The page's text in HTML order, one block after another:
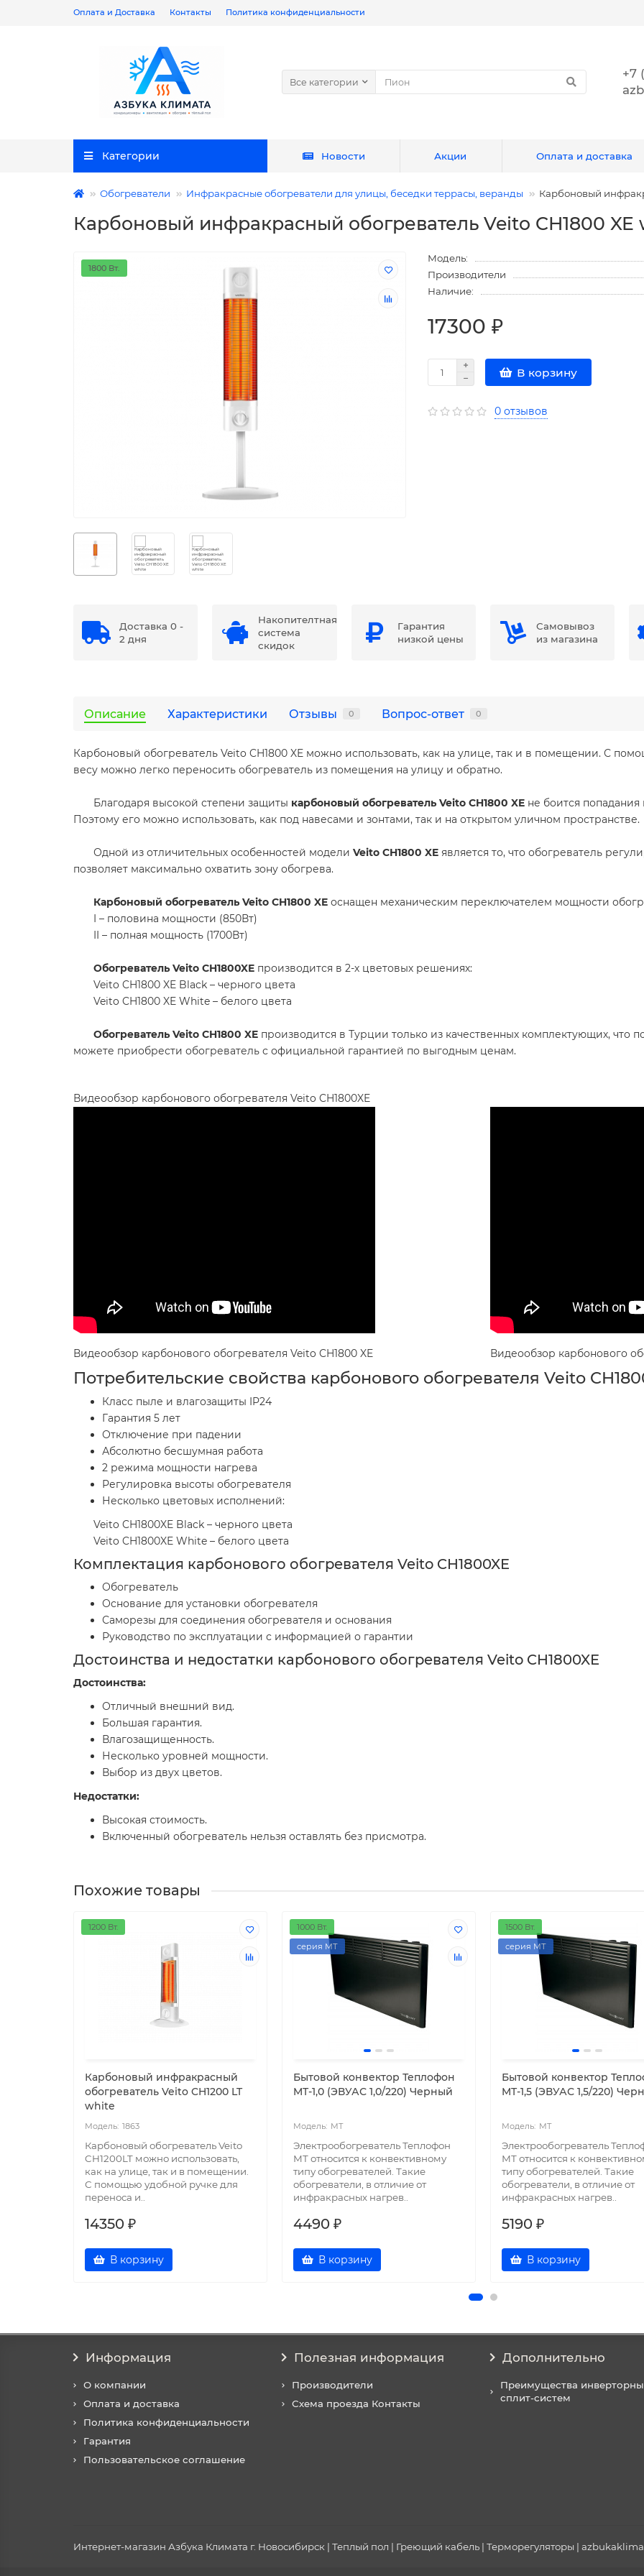
Оплата и Доставка Контакты Политика конфиденциальности
Все категории
+7
Категории Новости Акции Оплата и доставка
Обогреватели Инфракрасные обогреватели для улицы, беседки террасы, веранды Карбоновый
Карбоновый инфракрасный обогреватель Veito CH1800 XE
1800 Вт.
Модель:
Производители
Наличие:
17300 ₽
В корзину
0 отзывов
Доставка 0 -
2 дня
Накопителтная
система
скидок
Гарантия
низкой цены
Самовывоз
из магазина
Описание Характеристики Отзывы 0 Вопрос-ответ 0
Карбоновый обогреватель Veito CH1800 XE можно использовать, как на улице, так и в помещении. С
весу можно легко переносить обогреватель из помещения на улицу и обратно.
Благодаря высокой степени защиты карбоновый обогреватель Veito CH1800 XE не боится
Поэтому его можно использовать, как под навесами и зонтами, так и на открытом уличном пространстве.
Одной из отличительных особенностей модели Veito CH1800 XE является то, что обогреватель
позволяет максимально охватить зону обогрева.
Карбоновый обогреватель Veito CH1800 XE оснащен механическим переключателем мощности
I – половина мощности (850Вт)
II – полная мощность (1700Вт)
Обогреватель Veito CH1800XE производится в 2-х цветовых решениях:
Veito CH1800 XE Black – черного цвета
Veito CH1800 XE White – белого цвета
Обогреватель Veito CH1800 XE производится в Турции только из качественных комплектующих, что
можете приобрести обогреватель с официальной гарантией по выгодным ценам.
Видеообзор карбонового обогревателя Veito CH1800XE
Видеообзор карбонового обогревателя Veito CH1800 XE Видеообзор карбонового
Потребительские свойства карбонового обогревателя Veito
Класс пыле и влагозащиты IP24
Гарантия 5 лет
Отключение при падении
Абсолютно бесшумная работа
2 режима мощности нагрева
Регулировка высоты обогревателя
Несколько цветовых исполнений:
Veito CH1800XE Black – черного цвета
Veito CH1800XE White – белого цвета
Комплектация карбонового обогревателя Veito CH1800XE
Обогреватель
Основание для установки обогревателя
Саморезы для соединения обогревателя и основания
Руководство по эксплуатации с информацией о гарантии
Достоинства и недостатки карбонового обогревателя Veito CH1800XE
Достоинства:
Отличный внешний вид.
Большая гарантия.
Влагозащищенность.
Несколько уровней мощности.
Выбор из двух цветов.
Недостатки:
Высокая стоимость.
Включенный обогреватель нельзя оставлять без присмотра.
Похожие товары
1200 Вт.
Карбоновый инфракрасный
обогреватель Veito CH1200 LT
white
1863
Карбоновый обогреватель Veito
CH1200LT можно использовать,
как на улице, так и в помещении.
С помощью удобной ручке для
переноса и..
14350 ₽
В корзину
1000 Вт.
серия МТ
Бытовой конвектор Теплофон
MT-1,0 (ЭВУАС 1,0/220) Черный
MT
Электрообогреватель Теплофон
МТ относится к конвективному
типу обогревателей. Такие
обогреватели, в отличие от
инфракрасных нагрев..
4490 ₽
В корзину
1500 Вт.
серия МТ
Бытовой конвектор
MT-1,5 (ЭВУАС 1,5/220)
MT
Электрообогреватель
МТ относится к
типу обогревателей. Такие
обогреватели, в отличие от
инфракрасных нагрев..
5190 ₽
В корзину
Информация
О компании
Оплата и доставка
Политика конфиденциальности
Гарантия
Пользовательское соглашение
Полезная информация
Производители
Схема проезда Контакты
Дополнительно
Преимущества
сплит-систем
Интернет-магазин Азбука Климата г. Новосибирск | Теплый пол | Греющий кабель | Терморегуляторы |